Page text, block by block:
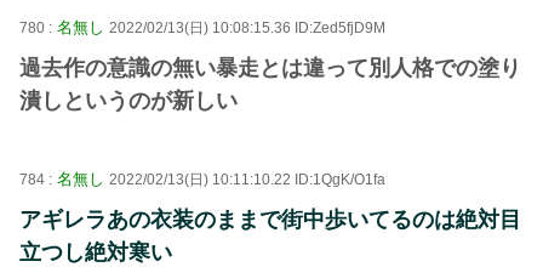
780 : 名無し 2022/02/13(日) 10:08:15.36 ID:Zed5fjD9M
過去作の意識の無い暴走とは違って別人格での塗り
潰しというのが新しい
784 : 名無し 2022/02/13(日) 10:11:10.22 ID:1QgK/O1fa
アギレラあの衣装のままで街中歩いてるのは絶対目
立つし絶対寒い